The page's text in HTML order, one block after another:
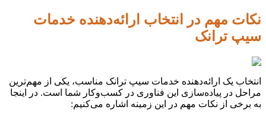
نکات مهم در انتخاب ارائه‌دهنده خدمات
سیپ ترانک
انتخاب یک ارائه‌دهنده خدمات سیپ ترانک مناسب، یکی از مهم‌ترین
مراحل در پیاده‌سازی این فناوری در کسب‌وکار شما است. در اینجا
به برخی از نکات مهم در این زمینه اشاره می‌کنیم: